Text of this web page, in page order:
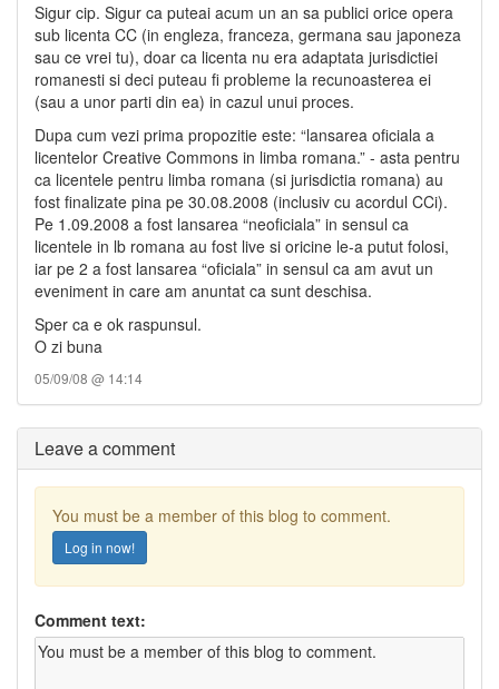
Sigur cip. Sigur ca puteai acum un an sa publici orice opera
sub licenta CC (in engleza, franceza, germana sau japoneza
sau ce vrei tu), doar ca licenta nu era adaptata jurisdictiei
romanesti si deci puteau fi probleme la recunoasterea ei
(sau a unor parti din ea) in cazul unui proces.
Dupa cum vezi prima propozitie este: “lansarea oficiala a
licentelor Creative Commons in limba romana.” - asta pentru
ca licentele pentru limba romana (si jurisdictia romana) au
fost finalizate pina pe 30.08.2008 (inclusiv cu acordul CCi).
Pe 1.09.2008 a fost lansarea “neoficiala” in sensul ca
licentele in lb romana au fost live si oricine le-a putut folosi,
iar pe 2 a fost lansarea “oficiala” in sensul ca am avut un
eveniment in care am anuntat ca sunt deschisa.
Sper ca e ok raspunsul.
O zi buna
05/09/08 @ 14:14
Leave a comment
You must be a member of this blog to comment.
Log in now!
Comment text: